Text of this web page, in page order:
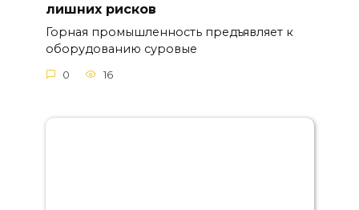
лишних рисков
Горная промышленность предъявляет к
оборудованию суровые
0 16